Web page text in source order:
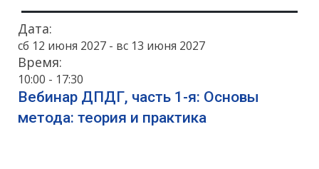
Дата:
сб 12 июня 2027 - вс 13 июня 2027
Время:
10:00 - 17:30
Вебинар ДПДГ, часть 1-я: Основы
метода: теория и практика